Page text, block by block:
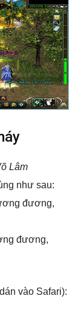
Lâm
như sau:
đương,
đương,
vào Safari):